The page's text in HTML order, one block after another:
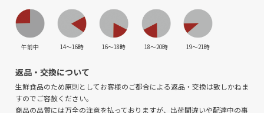
午前中 14〜16時 16〜18時 18〜20時 19〜21時
返品・交換について
生鮮食品のため原則としてお客様のご都合による返品・交換は致しかねま
すのでご容赦ください。
商品の品質には万全の注意を払っておりますが、出荷間違いや配達中の事